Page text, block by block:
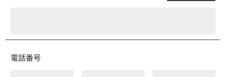
電話番号